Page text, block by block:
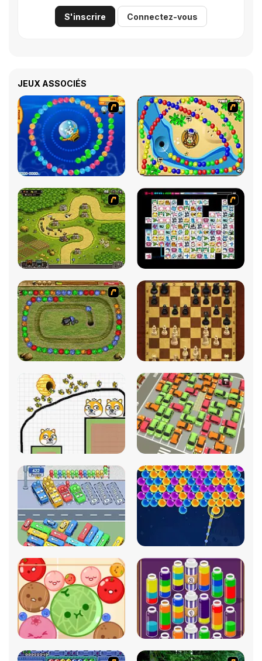
S'inscrire Connectez-vous
JEUX ASSOCIÉS